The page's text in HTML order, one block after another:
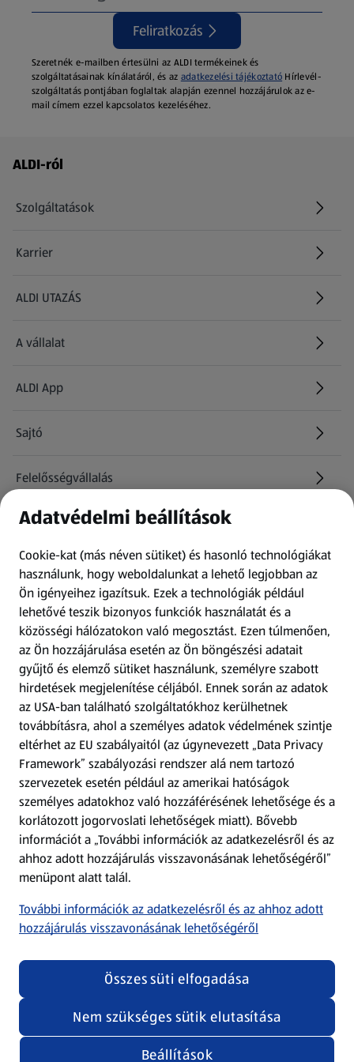
Feliratkozás
Szeretnék e-mailben értesülni az ALDI termékeinek és
szolgáltatásainak kínálatáról, és az adatkezelési tájékoztató Hírlevél-
szolgáltatás pontjában foglaltak alapján ezennel hozzájárulok az e-
mail címem ezzel kapcsolatos kezeléséhez.
Láblécmenü - további linkek
ALDI-ról
Szolgáltatások
Karrier
(új oldalon nyílik meg)
ALDI UTAZÁS
(új oldalon nyílik meg)
A vállalat
ALDI App
Sajtó
Felelősségvállalás
Információk
Kérdőív
Fizetési lehetőségek
ALDI utalványok
Árcsökkentés
Adattörlő alkalmazás
Szervizpont
(új oldalon nyílik meg)
Fedezz fel minket az interneten!
Töltsd le az ALDI Magyarország applikációt!
Adatvédelem és szabályzat
Cookie beállítások módosítása
Felhasználási feltételek
Adatvédelem / Impresszum
Security policy
(új oldalon nyílik meg)
Adatvédelmi beállítások
Cookie-kat (más néven sütiket) és hasonló technológiákat
használunk, hogy weboldalunkat a lehető legjobban az
Ön igényeihez igazítsuk. Ezek a technológiák például
lehetővé teszik bizonyos funkciók használatát és a
közösségi hálózatokon való megosztást. Ezen túlmenően,
az Ön hozzájárulása esetén az Ön böngészési adatait
gyűjtő és elemző sütiket használunk, személyre szabott
hirdetések megjelenítése céljából. Ennek során az adatok
az USA-ban található szolgáltatókhoz kerülhetnek
továbbításra, ahol a személyes adatok védelmének szintje
eltérhet az EU szabályaitól (az úgynevezett „Data Privacy
Framework” szabályozási rendszer alá nem tartozó
szervezetek esetén például az amerikai hatóságok
személyes adatokhoz való hozzáférésének lehetősége és a
korlátozott jogorvoslati lehetőségek miatt). Bővebb
információt a „További információk az adatkezelésről és az
ahhoz adott hozzájárulás visszavonásának lehetőségéről”
menüpont alatt talál.
További információk az adatkezelésről és az ahhoz adott
hozzájárulás visszavonásának lehetőségéről
Beállítások
Nem szükséges sütik elutasítása
Összes süti elfogadása